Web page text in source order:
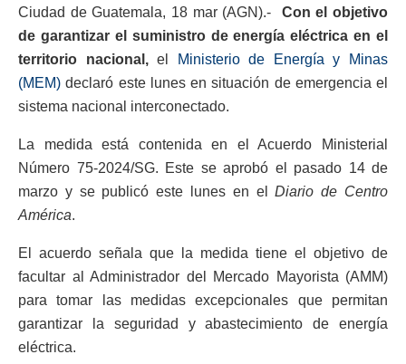
Ciudad de Guatemala, 18 mar (AGN).- Con el objetivo
de garantizar el suministro de energía eléctrica en el
territorio nacional,el
Ministerio de Energía y Minas
(MEM) declaró este lunes en situación de emergencia el
sistema nacional interconectado.
La medida está contenida en el Acuerdo Ministerial
Número 75-2024/SG. Este se aprobó el pasado 14 de
marzo y se publicó este lunes en elDiario de Centro
América.
El acuerdo señala que la medida tiene el objetivo de
facultar al Administrador del Mercado Mayorista (AMM)
para tomar las medidas excepcionales que permitan
garantizar la seguridad y abastecimiento de energía
eléctrica.